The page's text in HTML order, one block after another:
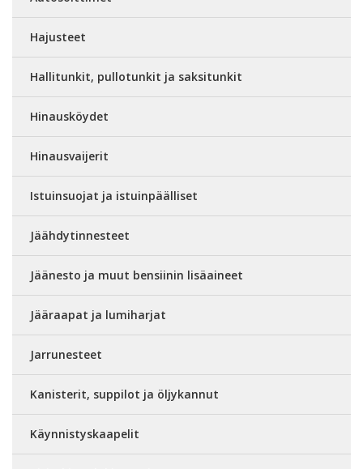
Hajusteet
Hallitunkit, pullotunkit ja saksitunkit
Hinausköydet
Hinausvaijerit
Istuinsuojat ja istuinpäälliset
Jäähdytinnesteet
Jäänesto ja muut bensiinin lisäaineet
Jääraapat ja lumiharjat
Jarrunesteet
Kanisterit, suppilot ja öljykannut
Käynnistyskaapelit